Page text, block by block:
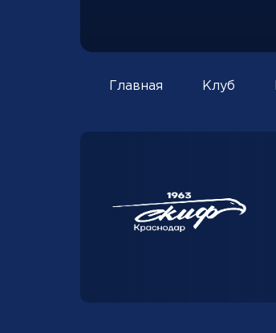
Главная Клуб